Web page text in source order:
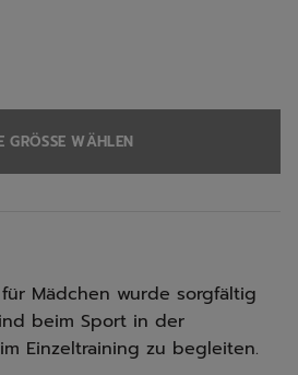
GRÖSSE WÄHLEN
Mädchen wurde sorgfältig
beim Sport in der
Einzeltraining zu begleiten.